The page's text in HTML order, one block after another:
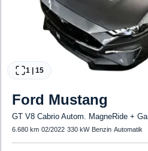
1 15
Ford Mustang
GT V8 Cabrio Autom. MagneRide +
6.680 km·02/2022·330 kW· Benzin·Automatik